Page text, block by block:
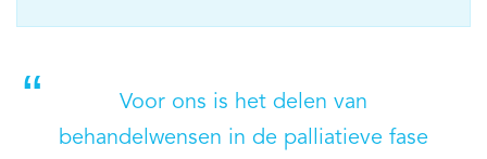
Voor ons is het delen van
behandelwensen in de palliatieve fase